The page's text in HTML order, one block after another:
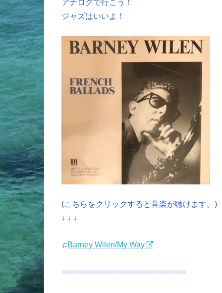
アナログで行こう！
ジャズはいいよ！
(こちらをクリックすると音楽が聴けます。)
↓ ↓ ↓
♫Barney Wilen/My Way
============================